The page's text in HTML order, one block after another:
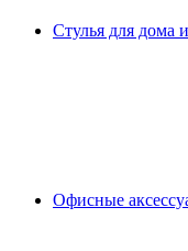
Стулья для дома
Офисные